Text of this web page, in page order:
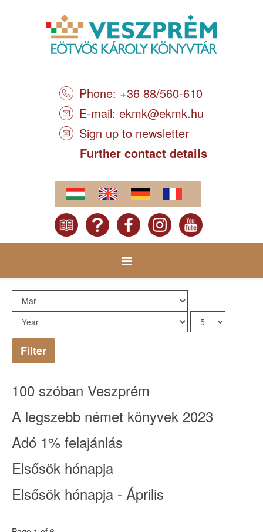
Phone: +36 88/560-610
E-mail: ekmk@ekmk.hu
Sign up to newsletter
Further contact details
Filter
100 szóban Veszprém
A legszebb német könyvek 2023
Adó 1% felajánlás
Elsősök hónapja
Elsősök hónapja - Április